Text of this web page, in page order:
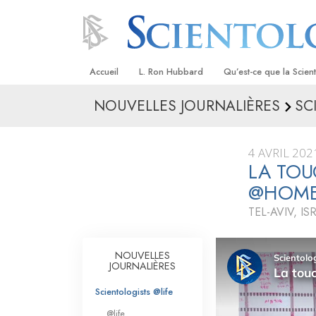
Accueil L. Ron Hubbard Qu’est-ce que la
Croyances et pratiques
Les scientologues et
Rencontrez un
À l’intérieur d’une
Les principes de base
Scientologie
La Dianétique : Une
NOUVELLES JOURNALIÈRES
4 AVRIL
LA
TEL-AVIV,
NOUVELLES
JOURNALIÈRES
Scientologists @life